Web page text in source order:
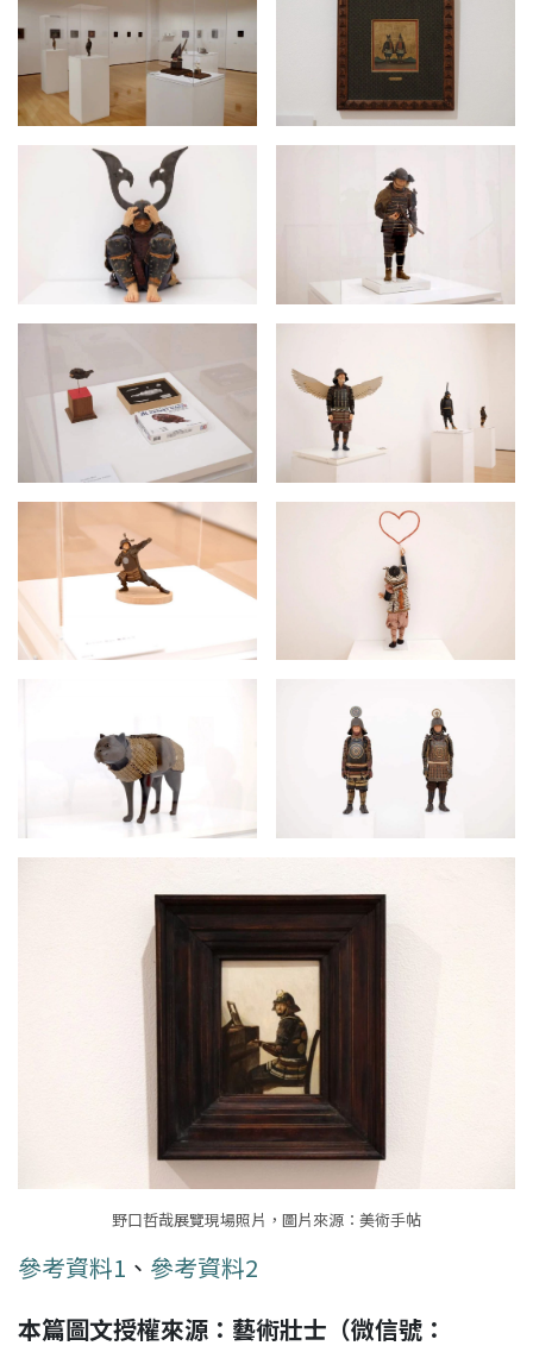
野口哲哉展覽現場照片，圖片來源：美術手帖
參考資料1 、 參考資料2
本篇圖文授權來源：藝術壯士（微信號：